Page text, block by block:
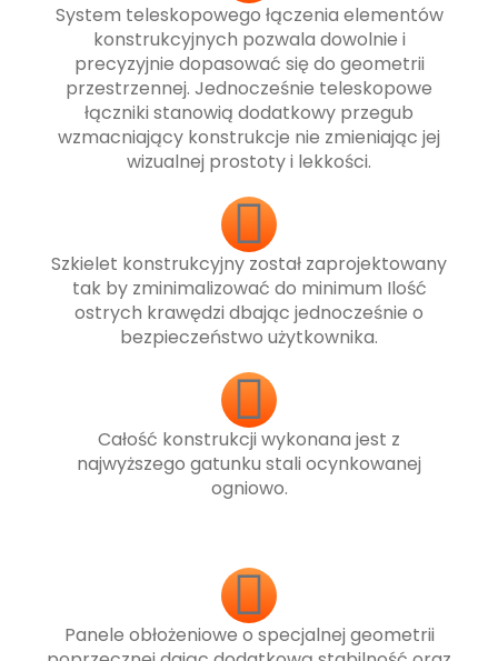
System teleskopowego łączenia elementów
konstrukcyjnych pozwala dowolnie i
precyzyjnie dopasować się do geometrii
przestrzennej. Jednocześnie teleskopowe
łączniki stanowią dodatkowy przegub
wzmacniający konstrukcje nie zmieniając jej
wizualnej prostoty i lekkości.
Szkielet konstrukcyjny został zaprojektowany
tak by zminimalizować do minimum Ilość
ostrych krawędzi dbając jednocześnie o
bezpieczeństwo użytkownika.
Całość konstrukcji wykonana jest z
najwyższego gatunku stali ocynkowanej
ogniowo.
Panele obłożeniowe o specjalnej geometrii